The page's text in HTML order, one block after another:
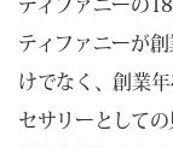
ティファニーの
ティファニーが
けでなく、創業
セサリーとして